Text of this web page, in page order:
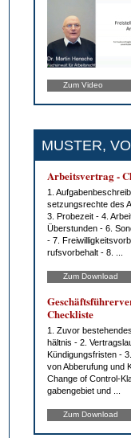
Zum Video
MUSTER,
Ar­beits­ver­trag -
1.
set­zungs­rech­te des
3. Pro­be­zeit - 4.
Über­stun­den - 6.
- 7.
rufs­vor­be­halt - 8. ...
Zum Download
Check­lis­te
1. Zu­vor
hält­nis - 2.
Kün­di­gungs­fris­ten -
von Ab­be­ru­fung und
Chan­ge of Con­trol-
ga­ben­ge­biet und ...
Zum Download